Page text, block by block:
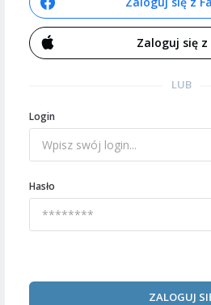
Zaloguj się z
LUB
Login
Hasło
ZALOGUJ